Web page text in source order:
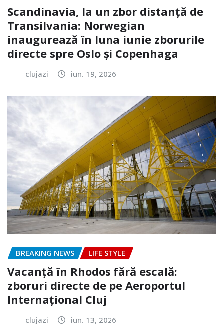
Scandinavia, la un zbor distanță de
Transilvania: Norwegian
inaugurează în luna iunie zborurile
directe spre Oslo și Copenhaga
clujazi iun. 19, 2026
BREAKING NEWS LIFE STYLE
Vacanță în Rhodos fără escală:
zboruri directe de pe Aeroportul
Internațional Cluj
clujazi iun. 13, 2026